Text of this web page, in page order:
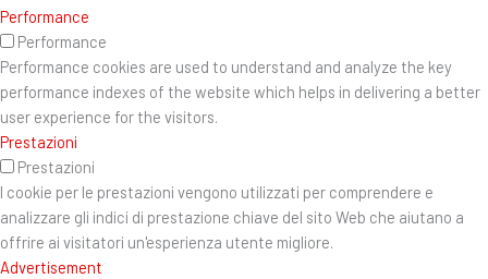
Performance
Performance
Performance cookies are used to understand and analyze the key
performance indexes of the website which helps in delivering a better
user experience for the visitors.
Prestazioni
Prestazioni
I cookie per le prestazioni vengono utilizzati per comprendere e
analizzare gli indici di prestazione chiave del sito Web che aiutano a
offrire ai visitatori un'esperienza utente migliore.
Advertisement